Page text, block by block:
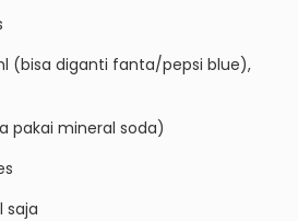
(bisa diganti fanta/pepsi blue),
pakai mineral soda)
saja